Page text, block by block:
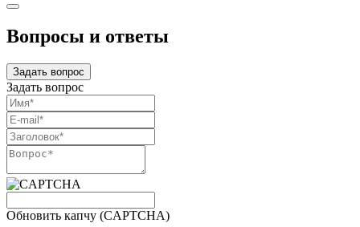
Вопросы и ответы
Задать вопрос
Задать вопрос
Обновить капчу (CAPTCHA)